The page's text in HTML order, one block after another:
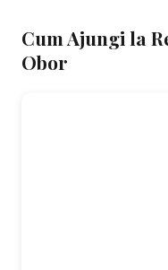
Cum Ajungi la
Obor